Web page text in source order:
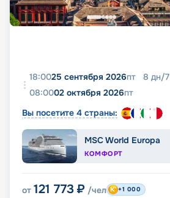
18:0025 сентября 2026пт 8 дн/7
08:0002 октября 2026пт
Вы посетите 4 страны:
MSC World Europa
КОМФОРТ
от 121 773 ₽ /чел +1 000